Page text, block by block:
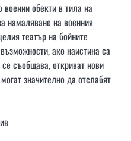
обекти в тила на
намаляване на военния
театър на бойните
ако наистина са
съобщава, откриват нови
значително да отслабят